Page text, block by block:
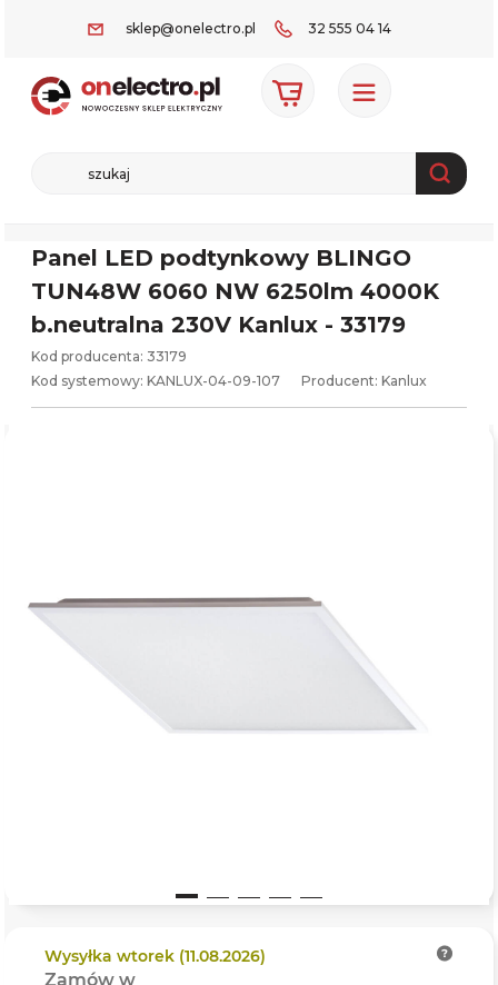
sklep@onelectro.pl 32 555 04 14
Panel LED podtynkowy BLINGO
TUN48W 6060 NW 6250lm 4000K
b.neutralna 230V Kanlux - 33179
Kod producenta: 33179
Kod systemowy: KANLUX-04-09-107 Producent: Kanlux
Wysyłka wtorek (11.08.2026)
Zamów w